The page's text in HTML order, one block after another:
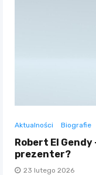
Aktualności Biografie
Robert El
prezenter?
23 lutego 2026